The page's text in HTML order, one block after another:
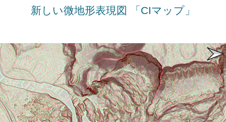
新しい微地形表現図 「CIマップ」